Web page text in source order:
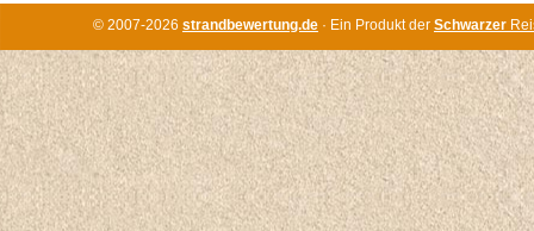
© 2007-2026 strandbewertung.de · Ein Produkt der Schwarzer